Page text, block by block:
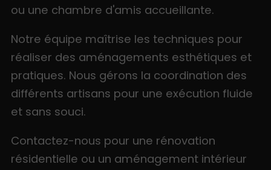
ou une chambre d'amis accueillante.
Notre équipe maîtrise les techniques pour
réaliser des aménagements esthétiques et
pratiques. Nous gérons la coordination des
différents artisans pour une exécution fluide
et sans souci.
Contactez-nous pour une rénovation
résidentielle ou un aménagement intérieur